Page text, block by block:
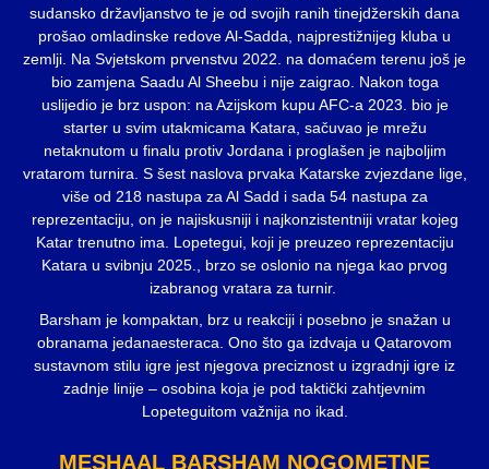
sudansko državljanstvo te je od svojih ranih tinejdžerskih dana
prošao omladinske redove Al-Sadda, najprestižnijeg kluba u
zemlji. Na Svjetskom prvenstvu 2022. na domaćem terenu još je
bio zamjena Saadu Al Sheebu i nije zaigrao. Nakon toga
uslijedio je brz uspon: na Azijskom kupu AFC-a 2023. bio je
starter u svim utakmicama Katara, sačuvao je mrežu
netaknutom u finalu protiv Jordana i proglašen je najboljim
vratarom turnira. S šest naslova prvaka Katarske zvjezdane lige,
više od 218 nastupa za Al Sadd i sada 54 nastupa za
reprezentaciju, on je najiskusniji i najkonzistentniji vratar kojeg
Katar trenutno ima. Lopetegui, koji je preuzeo reprezentaciju
Katara u svibnju 2025., brzo se oslonio na njega kao prvog
izabranog vratara za turnir.
Barsham je kompaktan, brz u reakciji i posebno je snažan u
obranama jedanaesteraca. Ono što ga izdvaja u Qatarovom
sustavnom stilu igre jest njegova preciznost u izgradnji igre iz
zadnje linije – osobina koja je pod taktički zahtjevnim
Lopeteguitom važnija no ikad.
MESHAAL BARSHAM NOGOMETNE